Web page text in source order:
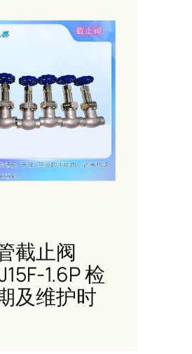
截止阀
1.6P 检
及维护时